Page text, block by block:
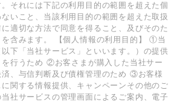
それには下記の利⽤⽬的の範囲を超えた個
いこと、当該利⽤⽬的の範囲を超えた取扱
適切な⽅法で同意を得ること、及びそのた
含みます。 【個⼈情報の利⽤⽬的】 ①当
下「当社サービス」といいます。）の提供
を⾏うため ②お客さまが購⼊した当社サー
済、与信判断及び債権管理のため ③お客様
関する情報提供、キャンペーンその他のご
社サービスの管理画⾯によるご案内、電⼦